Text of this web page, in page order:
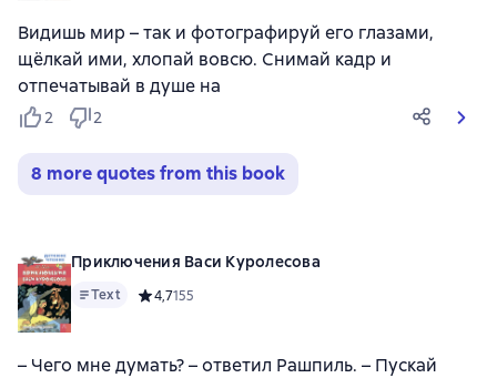
Видишь мир – так и фотографируй его глазами,
щёлкай ими, хлопай вовсю. Снимай кадр и
отпечатывай в душе на
2 2
8 more quotes from this book
Приключения Васи Куролесова
Text Средний рейтинг 4,7 на основе 155 оценок
4,7155
– Чего мне думать? – ответил Рашпиль. – Пускай